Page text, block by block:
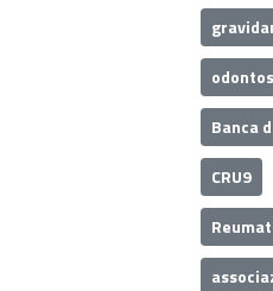
Banca
CRU9